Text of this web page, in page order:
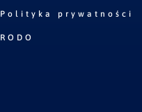
Polityka prywatności
RODO